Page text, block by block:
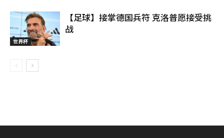
世界杯
【足球】接掌德国兵符 克洛普愿接受挑
战